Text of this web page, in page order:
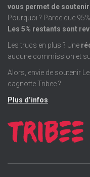
vous permet de
Pourquoi ? Parce que
Les 5% restants sont
Les trucs en plus ? Une
aucune commission et
Alors, envie de soutenir
cagnotte Tribee ?
Plus d’infos